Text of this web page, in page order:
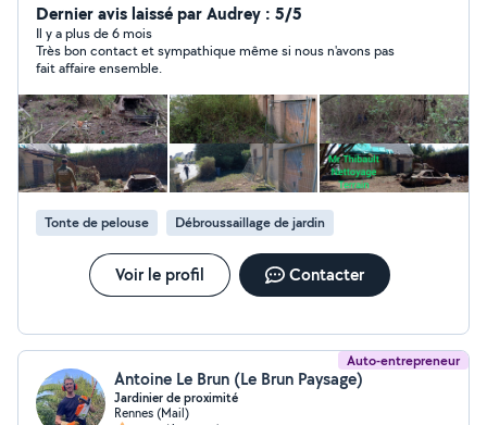
votre service pour transformer et assainir vos espaces
verts. (2) NOS INTERVENTIONS CLÉS : Taille de
précision : haies, arbustes et taille spécifique d'arbres
fruitiers. (3) ÉLAGAGE & ABATTAGE : entretien et
sécurisation de vos arbres. (4) Ramassage des feuilles
tomber au sol en automne passage du souffleur.
nettoyage de vos gouttières (5) ASSAINISSEMENT :
traitement de tout support contaminé et envahi par les
végétaux parasite mousses lichen pollution
verdissement. (6) Zéro encombre : évacuation de vos
déchets verts et enlèvement de vos encombrants.
POURQUOI CHOISIR TEDJI ? C'est la garantie d'un
travail soigné et d'un chantier livré parfaitement propre.
Ne vous souciez plus de l'évacuation je m'occupe de
Dernier avis laissé par Audrey : 5/5
Il y a plus de 6 mois
Très bon contact et sympathique même si nous n'avons pas
fait affaire ensemble.
Tonte de pelouse Débroussaillage de jardin
Voir le profil Contacter
Auto-entrepreneur
Antoine Le Brun (Le Brun Paysage)
Jardinier de proximité
Rennes (Mail)